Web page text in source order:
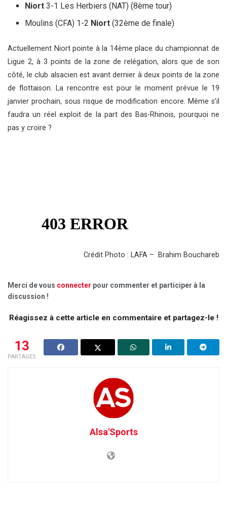
Niort 3-1 Les Herbiers (NAT) (8ème tour)
Moulins (CFA) 1-2 Niort (32ème de finale)
Actuellement Niort pointe à la 14ème place du championnat de
Ligue 2, à 3 points de la zone de relégation, alors que de son
côté, le club alsacien est avant dernier à deux points de la zone
de flottaison. La rencontre est pour le moment prévue le 19
janvier prochain, sous risque de modification encore. Même s’il
faudra un réel exploit de la part des Bas-Rhinois, pourquoi ne
pas y croire ?
Crédit Photo : LAFA – Brahim Bouchareb
Merci de vous connecter pour commenter et participer à la
discussion !
Réagissez à cette article en commentaire et partagez-le !
13
PARTAGES
Alsa'Sports